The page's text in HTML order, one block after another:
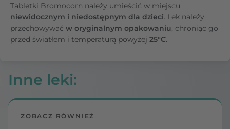
Tabletki Bromocorn należy umieścić w miejscu
niewidocznym i niedostępnym dla dzieci. Lek należy
przechowywać w oryginalnym opakowaniu, chroniąc go
przed światłem i temperaturą powyżej 25°C.
Inne leki:
ZOBACZ RÓWNIEŻ